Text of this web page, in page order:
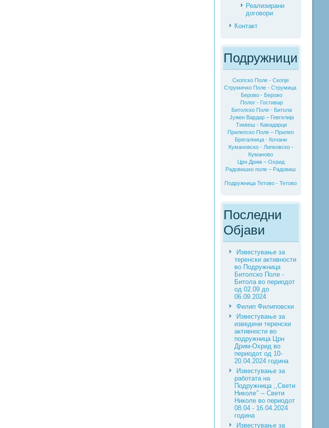
Реализирани
договори
Контакт
Подружници
Скопско Поле - Скопје
Струмичко Поле - Струмица
Берово - Берово
Полог - Гостивар
Битолско Поле - Битола
Јужен Вардар – Гевгелија
Тиквеш - Кавадарци
Прилепско Поле – Прилеп
Брегалница - Кочани
Кумановско - Липковско -
Куманово
Црн Дрим – Охрид
Радовишко поле – Радовиш
Подружница Тетово - Тетово
Последни
Објави
Известување за
теренски активности
во Подружница
Битолско Поле -
Битола во периодот
од 02.09 до
06.09.2024
Филип Филиповски
Известување за
изведени теренски
активности во
подружница Црн
Дрим-Охрид во
периодот од 10-
20.04.2024 година
Известување за
работата на
Подружница ,,Свети
Николе’’ – Свети
Николе во периодот
08.04 - 16.04.2024
година
Известување за